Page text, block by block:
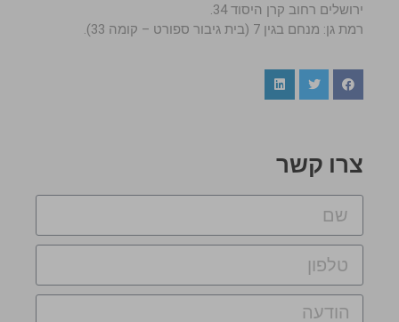
ירושלים רחוב קרן היסוד 34.
רמת גן: מנחם בגין 7 (בית גיבור ספורט – קומה 33).
צרו קשר